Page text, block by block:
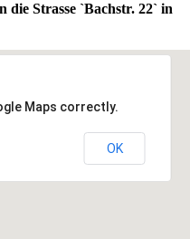
Strasse `Bachstr. 22` in
Maps correctly.
OK